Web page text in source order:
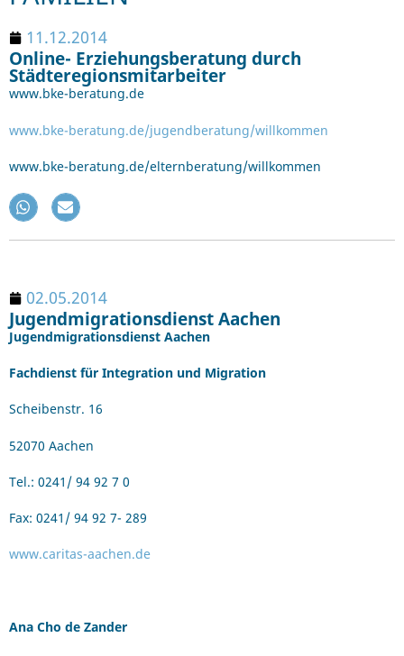
11.12.2014
Online- Erziehungsberatung durch
Städteregionsmitarbeiter
www.bke-beratung.de
www.bke-beratung.de/jugendberatung/willkommen
www.bke-beratung.de/elternberatung/willkommen
02.05.2014
Jugendmigrationsdienst Aachen
Jugendmigrationsdienst Aachen
Fachdienst für Integration und Migration
Scheibenstr. 16
52070 Aachen
Tel.: 0241/ 94 92 7 0
Fax: 0241/ 94 92 7- 289
www.caritas-aachen.de
Ana Cho de Zander